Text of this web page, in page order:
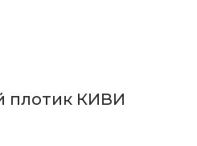
плотик КИВИ